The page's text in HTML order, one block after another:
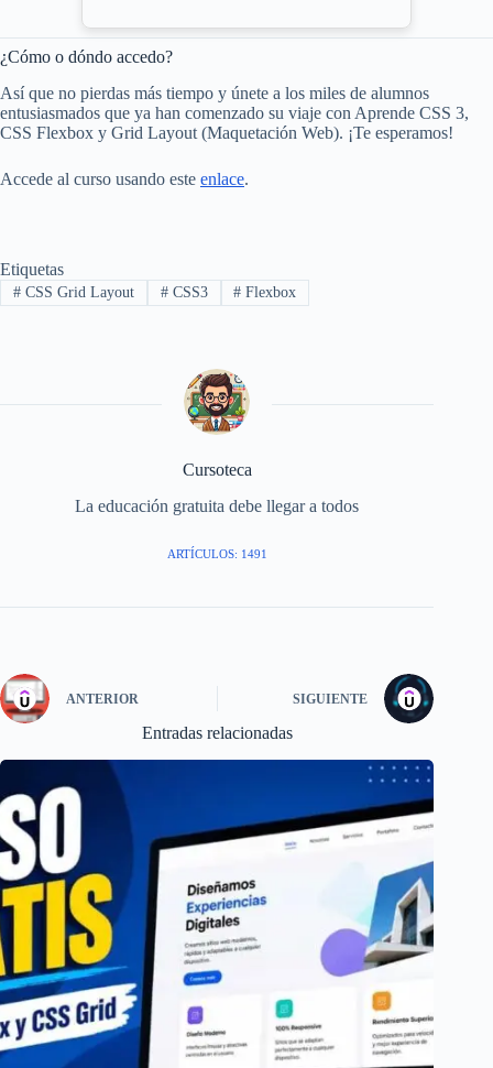
¿Cómo o dóndo accedo?
Así que no pierdas más tiempo y únete a los miles de alumnos
entusiasmados que ya han comenzado su viaje con Aprende CSS 3,
CSS Flexbox y Grid Layout (Maquetación Web). ¡Te esperamos!
Accede al curso usando este enlace.
Etiquetas
#CSS Grid Layout #CSS3 # Flexbox
Cursoteca
La educación gratuita debe llegar a todos
ARTÍCULOS: 1491
ANTERIOR SIGUIENTE
Entradas relacionadas